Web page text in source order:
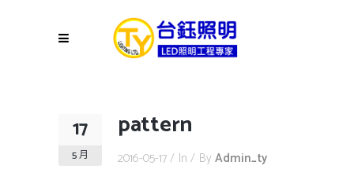
17
5 月
pattern
2016-05-17 In By Admin_ty